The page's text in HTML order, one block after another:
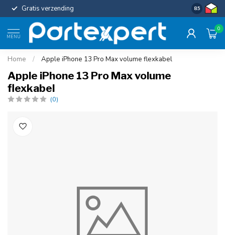
Gratis verzending Uniforme
8.5
MENU
0
Home / Apple iPhone 13 Pro Max volume flexkabel
Apple iPhone 13 Pro Max volume
flexkabel
(0)